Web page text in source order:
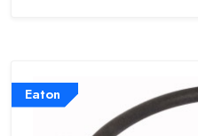
Eaton